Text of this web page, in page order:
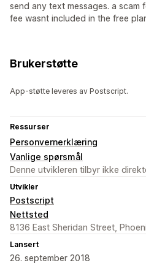
send any text messages. a scam
fee wasnt included in the free
Brukerstøtte
App-støtte leveres av Postscript.
Ressurser
Personvernerklæring
Vanlige spørsmål
Denne utvikleren tilbyr ikke
Utvikler
Postscript
Nettsted
8136 East Sheridan Street,
Lansert
26. september 2018